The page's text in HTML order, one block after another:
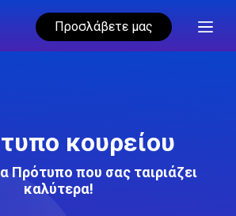
Προσλάβετε μας
κουρείου
Πρότυπο που σας ταιριάζει
καλύτερα!